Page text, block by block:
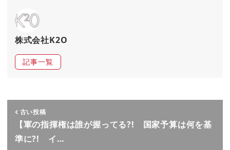
株式会社K2O
記事一覧
古い投稿
【軍の指揮権は誰が握ってる?! 国家予算は何を基
準に?! イ…